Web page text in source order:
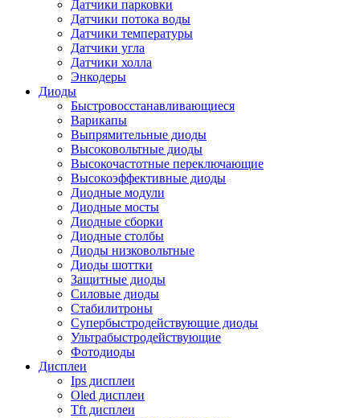
Датчики парковки
Датчики потока воды
Датчики температуры
Датчики угла
Датчики холла
Энкодеры
Диоды
Быстровосстанавливающиеся
Варикапы
Выпрямительные диоды
Высоковольтные диоды
Высокочастотные переключающие
Высокоэффективные диоды
Диодные модули
Диодные мосты
Диодные сборки
Диодные столбы
Диоды низковольтные
Диоды шоттки
Защитные диоды
Силовые диоды
Стабилитроны
Супербыстродействующие диоды
Ультрабыстродействующие
Фотодиоды
Дисплеи
Ips дисплеи
Oled дисплеи
Tft дисплеи